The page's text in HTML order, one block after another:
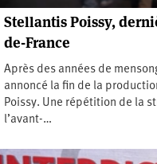
Stellantis Poissy,
de-France
Après des années de
annoncé la fin de la
Poissy. Une répétition de la
l’avant-…